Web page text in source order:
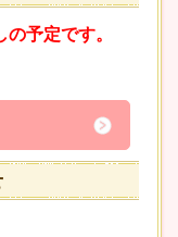
予定です。